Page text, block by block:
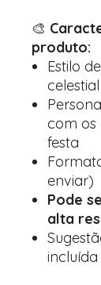
🎨
produto:
Estilo
com os
festa
enviar)
Pode
alta